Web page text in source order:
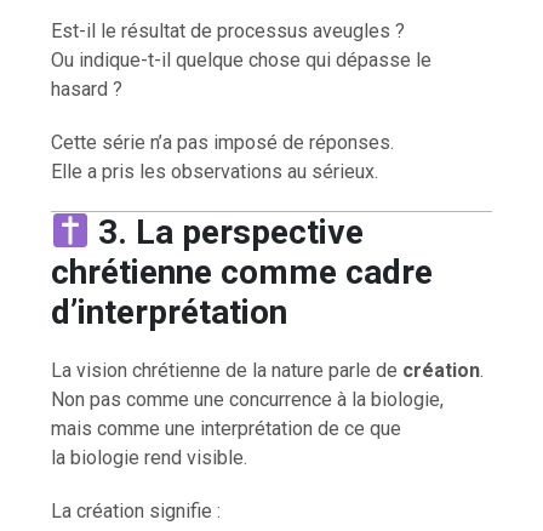
Est-il le résultat de processus aveugles ?
Ou indique-t-il quelque chose qui dépasse le
hasard ?
Cette série n’a pas imposé de réponses.
Elle a pris les observations au sérieux.
3. La perspective
chrétienne comme cadre
d’interprétation
La vision chrétienne de la nature parle de création.
Non pas comme une concurrence à la biologie,
mais comme une interprétation de ce que
la biologie rend visible.
La création signifie :